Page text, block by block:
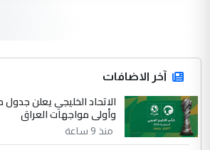
جنسية الرافد الثالث للعراق
ابا فرات ...
الموضوع :
الجواهري يرد على
مضجعيك يابن الزنا (نص كامل)
آخر الاضافات
وأولى مواجهات العراق
منذ 9 ساعة